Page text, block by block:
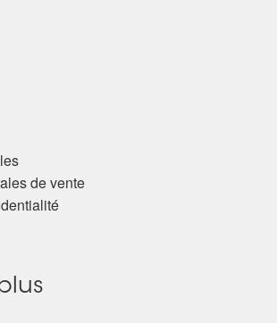
spirituelles du monde invisible
de vente